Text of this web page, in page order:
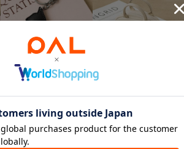
5％OFFクーポン
アニマルシルエットダイカ
¥550
5％OFFクーポン
ミニボストンバッグチャー
¥660